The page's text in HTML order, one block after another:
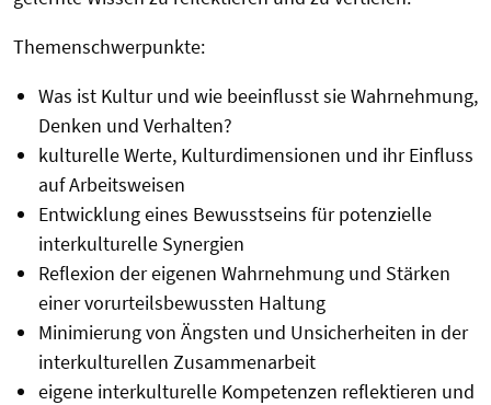
Themenschwerpunkte:
Was ist Kultur und wie beeinflusst sie Wahrnehmung,
Denken und Verhalten?
kulturelle Werte, Kulturdimensionen und ihr Einfluss
auf Arbeitsweisen
Entwicklung eines Bewusstseins für potenzielle
interkulturelle Synergien
Reflexion der eigenen Wahrnehmung und Stärken
einer vorurteilsbewussten Haltung
Minimierung von Ängsten und Unsicherheiten in der
interkulturellen Zusammenarbeit
eigene interkulturelle Kompetenzen reflektieren und